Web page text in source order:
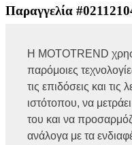
Η MOTOTREND
παρόμοιες
τις επιδόσεις και τις
ιστότοπου, να
του και να
ανάλογα με τα
Παραγγελία
Βρυούλων 56, Ν.
14341, Αθήνα
Αρ. Γ.Ε.ΜΗ 002466101000
Τηλ.:2102585991
Φαξ.:2102585993
Ε-mail:info@mototrend.gr